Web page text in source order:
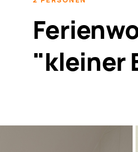
"kleiner